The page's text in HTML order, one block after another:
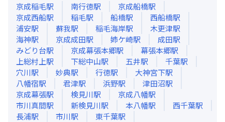
京成稲毛駅 南行徳駅 京成船橋駅
京成西船駅 稲毛駅 船橋駅 西船橋駅
浦安駅 蘇我駅 稲毛海岸駅 木更津駅
海神駅 京成成田駅 姉ケ崎駅 成田駅
みどり台駅 京成幕張本郷駅 幕張本郷駅
上総村上駅 下総中山駅 五井駅 千葉駅
穴川駅 妙典駅 行徳駅 大神宮下駅
八幡宿駅 君津駅 浜野駅 津田沼駅
京成幕張駅 検見川駅 京成八幡駅
市川真間駅 新検見川駅 本八幡駅 西千葉駅
長浦駅 市川駅 東千葉駅